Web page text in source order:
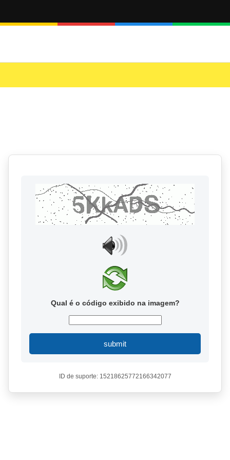
Qual é o código exibido na imagem?
submit
ID de suporte: 15218625772166342077